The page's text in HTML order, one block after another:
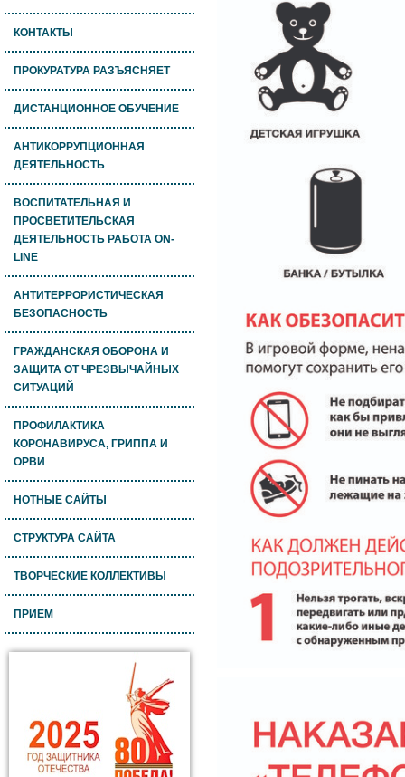
КОНТАКТЫ
ПРОКУРАТУРА РАЗЪЯСНЯЕТ
ДИСТАНЦИОННОЕ ОБУЧЕНИЕ
АНТИКОРРУПЦИОННАЯ
ДЕЯТЕЛЬНОСТЬ
ВОСПИТАТЕЛЬНАЯ И
ПРОСВЕТИТЕЛЬСКАЯ
ДЕЯТЕЛЬНОСТЬ РАБОТА ON-
LINE
АНТИТЕРРОРИСТИЧЕСКАЯ
БЕЗОПАСНОСТЬ
ГРАЖДАНСКАЯ ОБОРОНА И
ЗАЩИТА ОТ ЧРЕЗВЫЧАЙНЫХ
СИТУАЦИЙ
ПРОФИЛАКТИКА
КОРОНАВИРУСА, ГРИППА И
ОРВИ
НОТНЫЕ САЙТЫ
СТРУКТУРА САЙТА
ТВОРЧЕСКИЕ КОЛЛЕКТИВЫ
ПРИЕМ